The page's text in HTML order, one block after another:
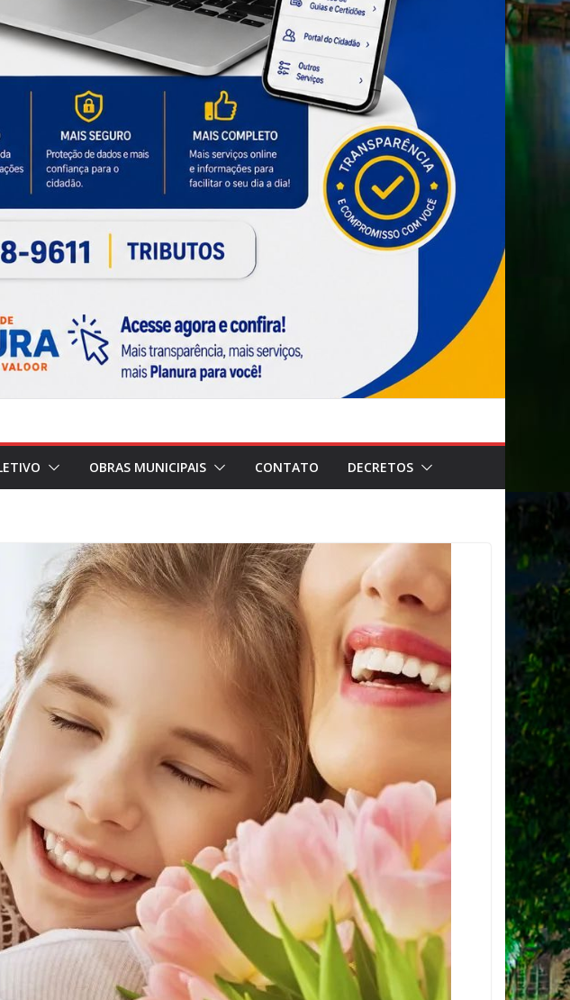
OBRAS MUNICIPAIS CONTATO DECRETOS